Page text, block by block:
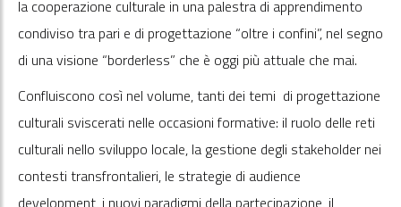
la cooperazione culturale in una palestra di apprendimento
condiviso tra pari e di progettazione “oltre i confini”, nel segno
di una visione “borderless” che è oggi più attuale che mai.
Confluiscono così nel volume, tanti dei temi di progettazione
culturali sviscerati nelle occasioni formative: il ruolo delle reti
culturali nello sviluppo locale, la gestione degli stakeholder nei
contesti transfrontalieri, le strategie di audience
development, i nuovi paradigmi della partecipazione, il